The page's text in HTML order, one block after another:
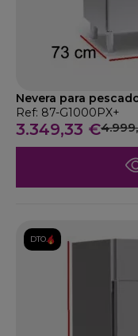
Nevera para
Ref: 87-G1000PX+
3.349,33 €
DTO.